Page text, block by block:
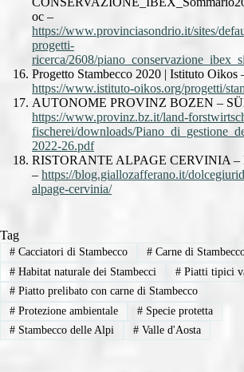
oc –
https://www.provinciasondrio.it/sites/
progetti-
ricerca/2608/
Progetto Stambecco 2020 | Istituto Oikos
https://www.istituto-oikos.org/progetti/
AUTONOME PROVINZ BOZEN –
https://www.provinz.bz.it/land-
fischerei/downloads/
2022-26.pdf
RISTORANTE ALPAGE CERVINIA –
– https://blog.giallozafferano.it/
alpage-cervinia/
Tag
#Cacciatori di Stambecco #Carne di
#Habitat naturale dei Stambecci #Piatti tipici
#Piatto prelibato con carne di Stambecco
#Protezione ambientale #Specie protetta
#Stambecco delle Alpi #Valle d'Aosta